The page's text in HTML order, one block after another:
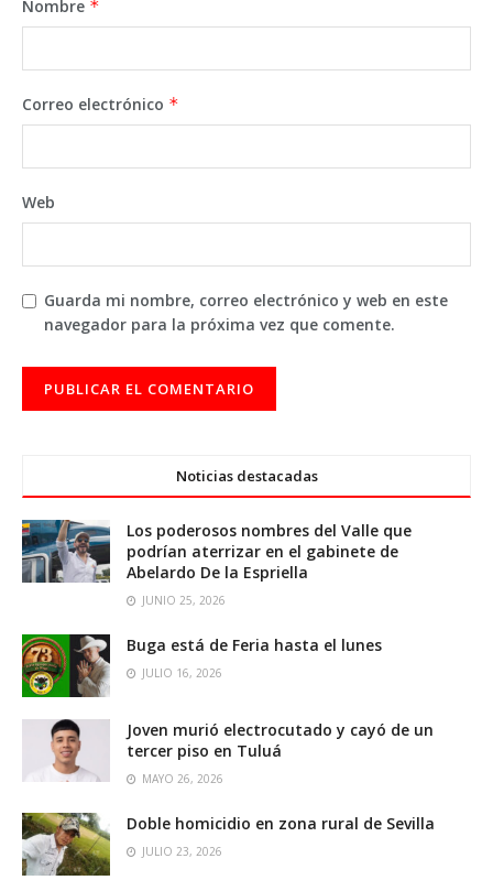
Nombre *
Correo electrónico *
Web
Guarda mi nombre, correo electrónico y web en este
navegador para la próxima vez que comente.
Noticias destacadas
Los poderosos nombres del Valle que
podrían aterrizar en el gabinete de
Abelardo De la Espriella
JUNIO 25, 2026
Buga está de Feria hasta el lunes
JULIO 16, 2026
Joven murió electrocutado y cayó de un
tercer piso en Tuluá
MAYO 26, 2026
Doble homicidio en zona rural de Sevilla
JULIO 23, 2026